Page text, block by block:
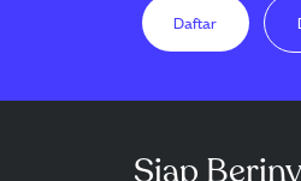
Daftar
Siap